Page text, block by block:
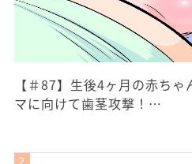
【＃87】生後4ヶ月の赤ち
マに向けて歯茎攻撃！…